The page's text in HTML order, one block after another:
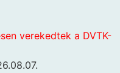
verekedtek a DVTK-